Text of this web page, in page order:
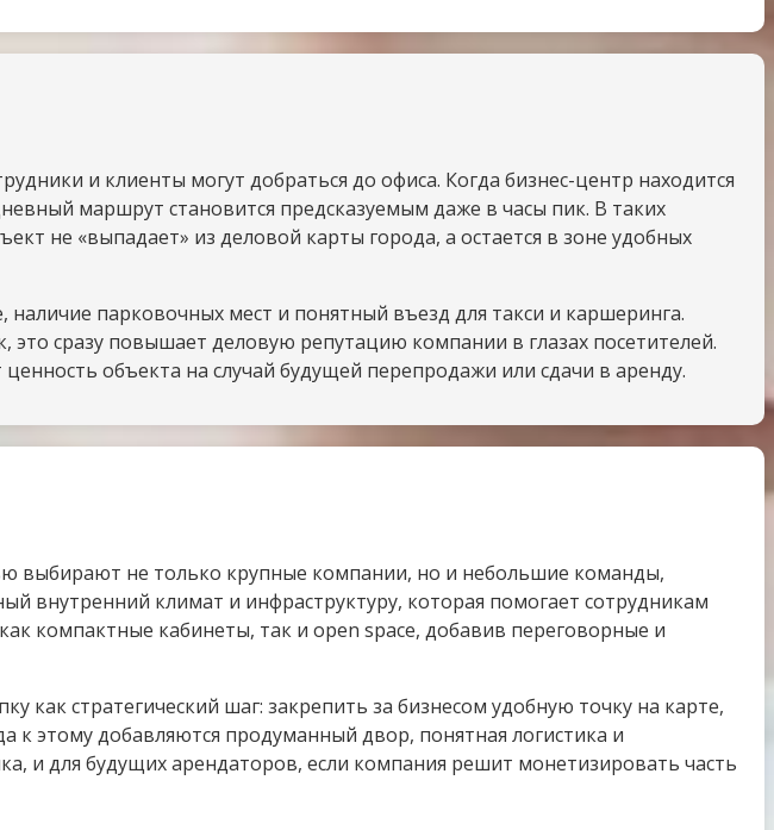
и клиенты могут добраться до офиса. Когда бизнес-центр находится
маршрут становится предсказуемым даже в часы пик. В таких
не «выпадает» из деловой карты города, а остается в зоне удобных
парковочных мест и понятный въезд для такси и каршеринга.
это сразу повышает деловую репутацию компании в глазах посетителей.
объекта на случай будущей перепродажи или сдачи в аренду.
выбирают не только крупные компании, но и небольшие команды,
внутренний климат и инфраструктуру, которая помогает сотрудникам
компактные кабинеты, так и open space, добавив переговорные и
как стратегический шаг: закрепить за бизнесом удобную точку на карте,
к этому добавляются продуманный двор, понятная логистика и
и для будущих арендаторов, если компания решит монетизировать часть